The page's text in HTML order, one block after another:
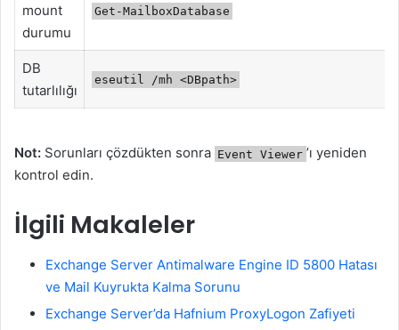
mount
durumu
Get-MailboxDatabase
DB
tutarlılığı
eseutil /mh <DBpath>
Not: Sorunları çözdükten sonra Event Viewer ’ı yeniden
kontrol edin.
İlgili Makaleler
Exchange Server Antimalware Engine ID 5800 Hatası
ve Mail Kuyrukta Kalma Sorunu
Exchange Server’da Hafnium ProxyLogon Zafiyeti